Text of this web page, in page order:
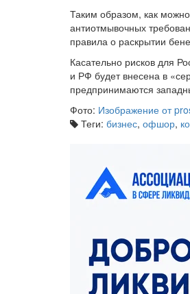
Таким образом, как
антиотмывочных
правила о раскрытии
Касательно рисков для
и РФ будет внесена в
предпринимаются
Фото: Изображение от
Теги: бизнес, офшор,